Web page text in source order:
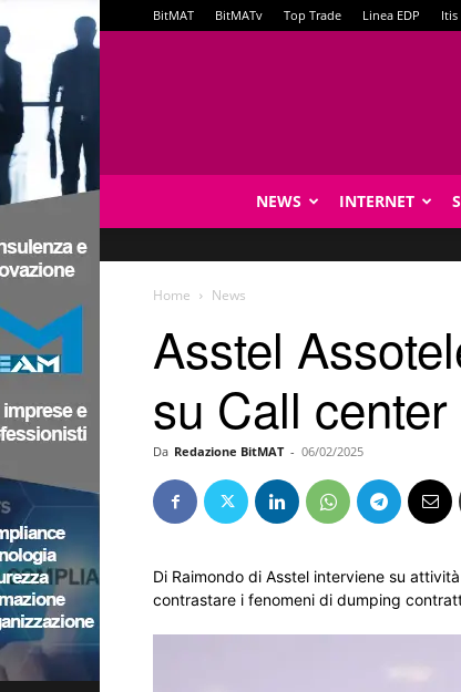
BitMAT BitMATv Top Trade Linea EDP Itis
NEWS INTERNET
Home News
Asstel
su Call center
Da Redazione BitMAT - 06/02/2025
Di Raimondo di Asstel interviene su
contrastare i fenomeni di dumping